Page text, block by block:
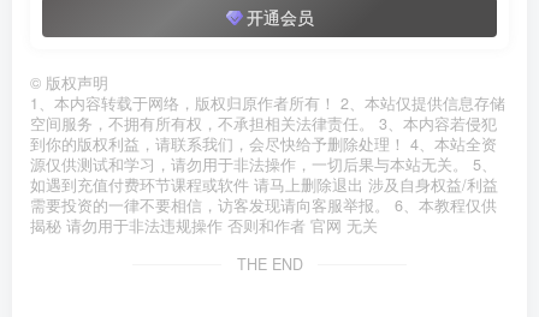
开通会员
© 版权声明
1、本内容转载于网络，版权归原作者所有！ 2、本站仅提供信息存储
空间服务，不拥有所有权，不承担相关法律责任。 3、本内容若侵犯
到你的版权利益，请联系我们，会尽快给予删除处理！ 4、本站全资
源仅供测试和学习，请勿用于非法操作，一切后果与本站无关。 5、
如遇到充值付费环节课程或软件 请马上删除退出 涉及自身权益/利益
需要投资的一律不要相信，访客发现请向客服举报。 6、本教程仅供
揭秘 请勿用于非法违规操作 否则和作者 官网 无关
THE END